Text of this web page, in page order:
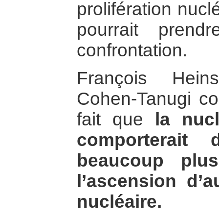
prolifération
pourrait
confrontation.
François
Cohen-Tanugi
fait que
la
comporterait
beaucoup
l’ascension
nucléaire.